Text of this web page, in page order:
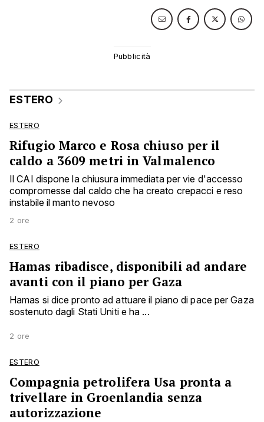
ESTERO
ESTERO
Rifugio Marco e Rosa chiuso per il
caldo a 3609 metri in Valmalenco
Il CAI dispone la chiusura immediata per vie d'accesso
compromesse dal caldo che ha creato crepacci e reso
instabile il manto nevoso
2 ore
ESTERO
Hamas ribadisce, disponibili ad andare
avanti con il piano per Gaza
Hamas si dice pronto ad attuare il piano di pace per Gaza
sostenuto dagli Stati Uniti e ha ...
2 ore
ESTERO
Compagnia petrolifera Usa pronta a
trivellare in Groenlandia senza
autorizzazione